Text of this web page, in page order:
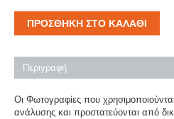
ΠΡΟΣΘΉΚΗ ΣΤΟ ΚΑΛΆΘΙ
Περιγραφή
Οι Φωτογραφίες που
ανάλυσης και προστατεύονται από